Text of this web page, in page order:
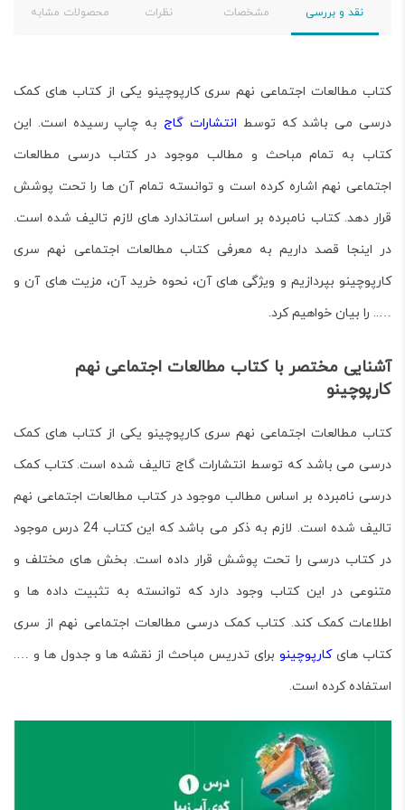
نقد و بررسی مشخصات نظرات محصولات مشابه
کتاب مطالعات اجتماعی نهم سری کارپوچینو یکی از کتاب های کمک
درسی می باشد که توسط انتشارات گاج به چاپ رسیده است. این
کتاب به تمام مباحث و مطالب موجود در کتاب درسی مطالعات
اجتماعی نهم اشاره کرده است و توانسته تمام آن ها را تحت پوشش
قرار دهد. کتاب نامبرده بر اساس استاندارد های لازم تالیف شده است.
در اینجا قصد داریم به معرفی کتاب مطالعات اجتماعی نهم سری
کارپوچینو بپردازیم و ویژگی های آن، نحوه خرید آن، مزیت های آن و
….. را بیان خواهیم کرد.
آشنایی مختصر با کتاب مطالعات اجتماعی نهم
کارپوچینو
کتاب مطالعات اجتماعی نهم سری کارپوچینو یکی از کتاب های کمک
درسی می باشد که توسط انتشارات گاج تالیف شده است. کتاب کمک
درسی نامبرده بر اساس مطالب موجود در کتاب مطالعات اجتماعی نهم
تالیف شده است. لازم به ذکر می باشد که این کتاب 24 درس موجود
در کتاب درسی را تحت پوشش قرار داده است. بخش های مختلف و
متنوعی در این کتاب وجود دارد که توانسته به تثبیت داده ها و
اطلاعات کمک کند. کتاب کمک درسی مطالعات اجتماعی نهم از سری
کتاب هایکارپوچینوبرای تدریس مباحث از نقشه ها و جدول ها و ….
استفاده کرده است.